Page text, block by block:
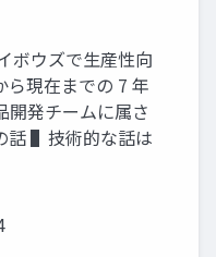
ボウズで⽣産性向
ら現在までの 7 年
開発チームに属さ
話 ▌技術的な話は